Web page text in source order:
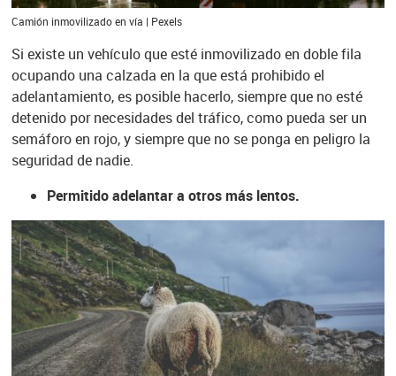
Camión inmovilizado en vía | Pexels
Si existe un vehículo que esté inmovilizado en doble fila
ocupando una calzada en la que está prohibido el
adelantamiento, es posible hacerlo, siempre que no esté
detenido por necesidades del tráfico, como pueda ser un
semáforo en rojo, y siempre que no se ponga en peligro la
seguridad de nadie.
Permitido adelantar a otros más lentos.